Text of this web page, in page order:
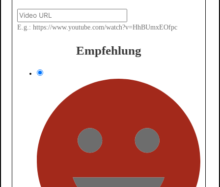
E.g.: https://www.youtube.com/watch?v=HhBUmxEOfpc
Empfehlung